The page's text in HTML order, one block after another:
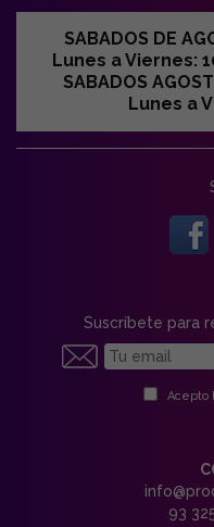
SABADOS DE
Lunes a Viernes:
SABADOS
Lunes a
Suscríbete para
Acepto
93